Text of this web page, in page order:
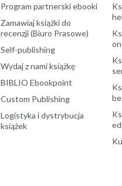
Program partnerski ebooki
Zamawiaj książki do
recenzji (Biuro Prasowe)
Self-publishing
Wydaj z nami książkę
BIBLIO Ebookpoint
Custom Publishing
Logistyka i dystrybucja
książek